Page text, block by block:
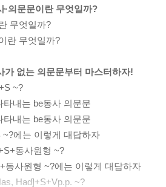
·의문문이란 무엇일까?
무엇일까?
란 무엇일까?
가 없는 의문문부터 마스터하자!
~?
타내는 be동사 의문문
타내는 be동사 의문문
~?에는 이렇게 대답하자
동사원형 ~?
동사원형 ~?에는 이렇게 대답하자
Had]+S+Vp.p. ~?